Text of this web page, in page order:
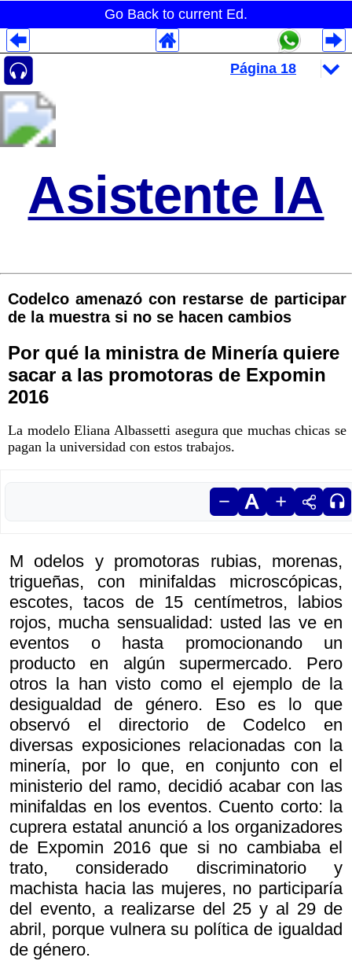
Go Back to current Ed.
Asistente IA
Codelco amenazó con restarse de participar
de la muestra si no se hacen cambios
Por qué la ministra de Minería quiere
sacar a las promotoras de Expomin
2016
La modelo Eliana Albassetti asegura que muchas chicas se
pagan la universidad con estos trabajos.
M odelos y promotoras rubias, morenas,
trigueñas, con minifaldas microscópicas,
escotes, tacos de 15 centímetros, labios
rojos, mucha sensualidad: usted las ve en
eventos o hasta promocionando un
producto en algún supermercado. Pero
otros la han visto como el ejemplo de la
desigualdad de género. Eso es lo que
observó el directorio de Codelco en
diversas exposiciones relacionadas con la
minería, por lo que, en conjunto con el
ministerio del ramo, decidió acabar con las
minifaldas en los eventos. Cuento corto: la
cuprera estatal anunció a los organizadores
de Expomin 2016 que si no cambiaba el
trato, considerado discriminatorio y
machista hacia las mujeres, no participaría
del evento, a realizarse del 25 y al 29 de
abril, porque vulnera su política de igualdad
de género.
Despliegues Analytics
Despliegues Totales
Despliegues por Rubros